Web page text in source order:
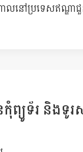
តាល​នៅ​ប្រទេស​ឥណ្ឌ
ព្យូទ័រ និង​ទូរ​